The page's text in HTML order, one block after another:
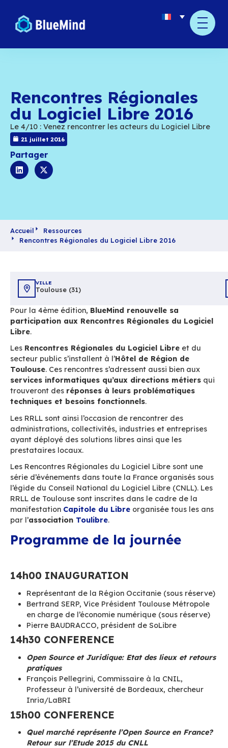
Rencontres
du Logiciel Libre
Le 4/10 : Venez rencontrer les acteurs du
21 juillet 2016
Accueil
Ressources
Rencontres Régionales du Logiciel Libre 2016
VILLE
Toulouse (31)
Pour la 4ème édition,BlueMind renouvelle sa
participation aux Rencontres Régionales
Libre .
LesRencontres Régionales du Logiciel Libre
secteur public s’installent à l’
Toulouse
. Ces rencontres s’adressent aussi
services informatiques qu’aux directions
trouveront desréponses à leurs
techniques et besoins fonctionnels.
Les RRLL sont ainsi l’occasion de rencontrer
administrations, collectivités, industries et
ayant déployé des solutions libres ainsi que les
série d’événements dans toute la France
l’égide du Conseil National du Logiciel Libre
RRLL de Toulouse sont inscrites dans le cadre
manifestationCapitole du Libre
Programme de la journée
14h00 INAUGURATION
Représentant de la Région Occitanie